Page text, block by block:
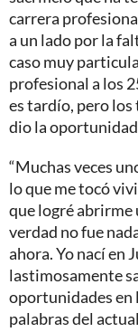
carrera
a un lado por la
caso muy
profesional a los
es tardío, pero los
dio la oportunidad
“Muchas veces
lo que me tocó
que logré abrirme
verdad no fue
ahora. Yo nací en
lastimosamente
oportunidades en
palabras del